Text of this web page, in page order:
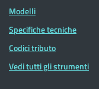
Modelli
Specifiche tecniche
Codici tributo
Vedi tutti gli strumenti